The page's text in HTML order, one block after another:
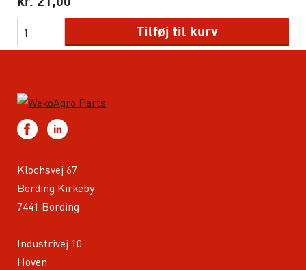
Tilføj til kurv
Klochsvej 67
Bording Kirkeby
7441 Bording
Industrivej 10
Hoven